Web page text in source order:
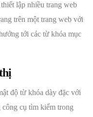
lập nhiều trang web
trên một trang web với
tới các từ khóa mục
độ từ khóa dày đặc với
cụ tìm kiếm trong